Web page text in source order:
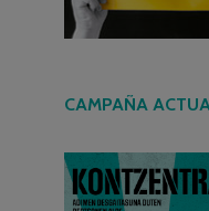
CAMPAÑA